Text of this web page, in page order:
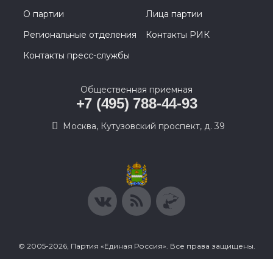
О партии
Лица партии
Региональные отделения
Контакты РИК
Контакты пресс-службы
Общественная приемная
+7 (495) 788-44-93
Москва, Кутузовский проспект, д. 39
© 2005-2026, Партия «Единая Россия». Все права защищены.